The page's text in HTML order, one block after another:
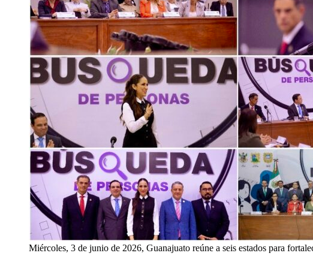
Miércoles, 3 de junio de 2026, Guanajuato reúne a seis estados para